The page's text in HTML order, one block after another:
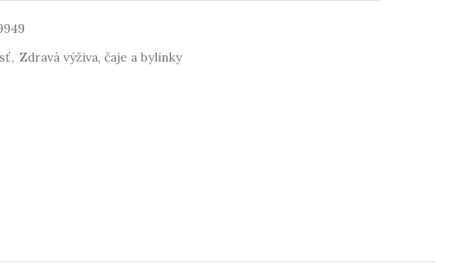
, Zdravá výživa, čaje a bylinky